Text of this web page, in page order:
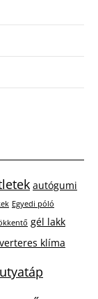
autógumi
Egyedi póló
gél lakk
klíma